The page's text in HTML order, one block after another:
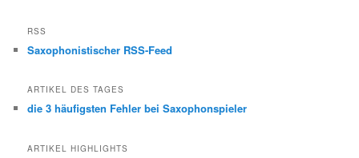
RSS
Saxophonistischer RSS-Feed
ARTIKEL DES TAGES
die 3 häufigsten Fehler bei Saxophonspieler
ARTIKEL HIGHLIGHTS